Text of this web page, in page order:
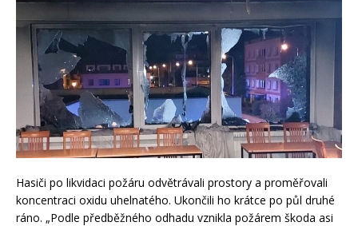
Hasiči po likvidaci požáru odvětrávali prostory a proměřovali
koncentraci oxidu uhelnatého. Ukončili ho krátce po půl druhé
ráno. „Podle předběžného odhadu vznikla požárem škoda asi